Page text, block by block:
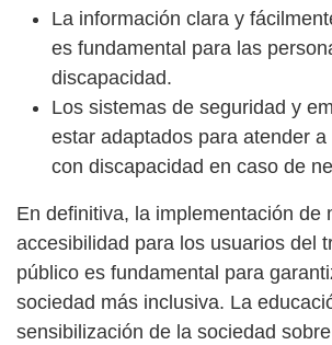
La información clara y
es fundamental para las
discapacidad.
Los sistemas de seguridad y
estar adaptados para atender
con discapacidad en caso de
En definitiva, la implementación de
accesibilidad para los usuarios del
público es fundamental para
sociedad más inclusiva. La
sensibilización de la sociedad